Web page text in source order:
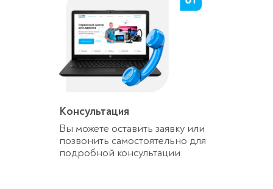
Консультация
Вы можете оставить заявку или
позвонить самостоятельно для
подробной консультации